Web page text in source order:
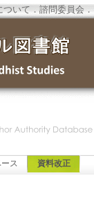
ついて ．諮問委員会 ．
ス 資料改正